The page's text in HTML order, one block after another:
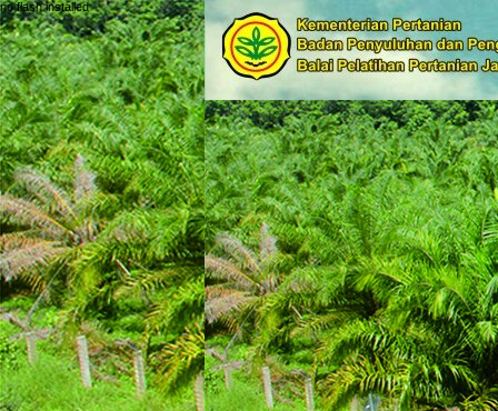
no flash installed